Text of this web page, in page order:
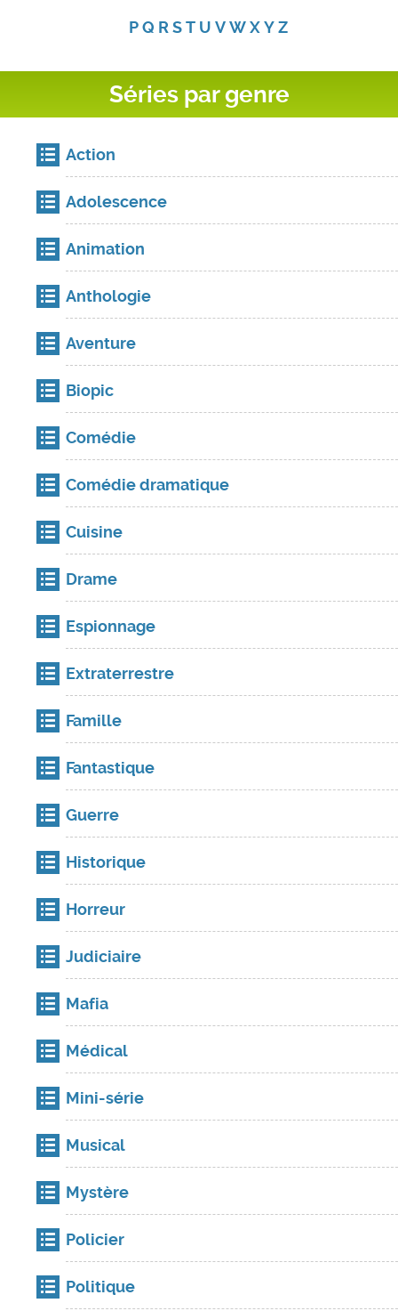
P Q R S T U V W X Y Z
Séries par genre
Action
Adolescence
Animation
Anthologie
Aventure
Biopic
Comédie
Comédie dramatique
Cuisine
Drame
Espionnage
Extraterrestre
Famille
Fantastique
Guerre
Historique
Horreur
Judiciaire
Mafia
Médical
Mini-série
Musical
Mystère
Policier
Politique